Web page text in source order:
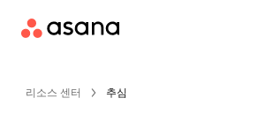
리소스 센터 추심